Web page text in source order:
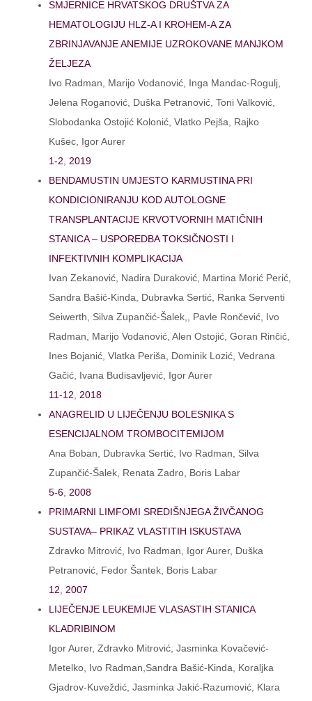
SMJERNICE HRVATSKOG DRUŠTVA ZA
HEMATOLOGIJU HLZ-A I KROHEM-A ZA
ZBRINJAVANJE ANEMIJE UZROKOVANE MANJKOM
ŽELJEZA
Ivo Radman, Marijo Vodanović, Inga Mandac-Rogulj,
Jelena Roganović, Duška Petranović, Toni Valković,
Slobodanka Ostojić Kolonić, Vlatko Pejša, Rajko
Kušec, Igor Aurer
1-2
2019
BENDAMUSTIN UMJESTO KARMUSTINA PRI
KONDICIONIRANJU KOD AUTOLOGNE
TRANSPLANTACIJE KRVOTVORNIH MATIČNIH
STANICA – USPOREDBA TOKSIČNOSTI I
INFEKTIVNIH KOMPLIKACIJA
Ivan Zekanović, Nadira Duraković, Martina Morić Perić,
Sandra Bašić-Kinda, Dubravka Sertić, Ranka Serventi
Seiwerth, Silva Zupančić-Šalek,, Pavle Rončević, Ivo
Radman, Marijo Vodanović, Alen Ostojić, Goran Rinčić,
Ines Bojanić, Vlatka Periša, Dominik Lozić, Vedrana
Gačić, Ivana Budisavljević, Igor Aurer
11-12
2018
ANAGRELID U LIJEČENJU BOLESNIKA S
ESENCIJALNOM TROMBOCITEMIJOM
Ana Boban, Dubravka Sertić, Ivo Radman, Silva
Zupančić-Šalek, Renata Zadro, Boris Labar
5-6 2008
PRIMARNI LIMFOMI SREDIŠNJEGA ŽIVČANOG
SUSTAVA– PRIKAZ VLASTITIH ISKUSTAVA
Zdravko Mitrović, Ivo Radman, Igor Aurer, Duška
Petranović, Fedor Šantek, Boris Labar
12
2007
LIJEČENJE LEUKEMIJE VLASASTIH STANICA
KLADRIBINOM
Igor Aurer, Zdravko Mitrović, Jasminka Kovačević-
Metelko, Ivo Radman,Sandra Bašić-Kinda, Koraljka
Gjadrov-Kuveždić, Jasminka Jakić-Razumović, Klara